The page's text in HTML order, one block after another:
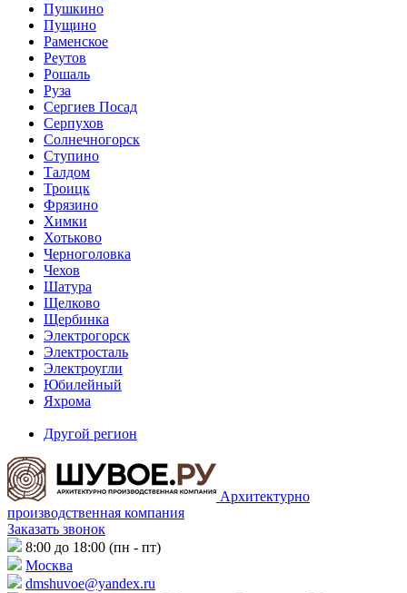
Пушкино
Пущино
Раменское
Реутов
Рошаль
Руза
Сергиев Посад
Серпухов
Солнечногорск
Ступино
Талдом
Троицк
Фрязино
Химки
Хотьково
Черноголовка
Чехов
Шатура
Щелково
Щербинка
Электрогорск
Электросталь
Электроугли
Юбилейный
Яхрома
Другой регион
Архитектурно
производственная компания
Заказать звонок
8:00 до 18:00 (пн - пт)
Москва
dmshuvoe@yandex.ru